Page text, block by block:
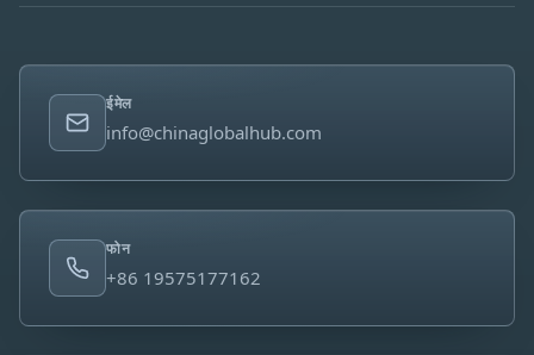
ईमेल
info@chinaglobalhub.com
फोन
+86 19575177162